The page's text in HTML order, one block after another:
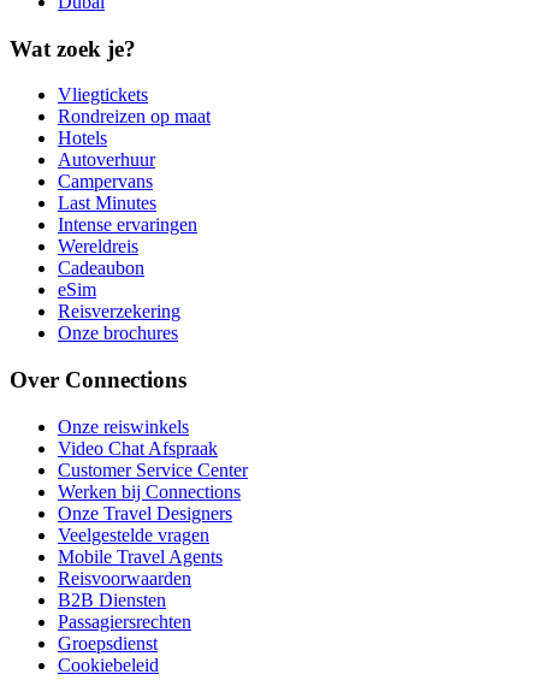
Wat zoek je?
Vliegtickets
Rondreizen op maat
Hotels
Autoverhuur
Campervans
Last Minutes
Intense ervaringen
Wereldreis
Cadeaubon
eSim
Reisverzekering
Onze brochures
Over Connections
Onze reiswinkels
Video Chat Afspraak
Customer Service Center
Werken bij Connections
Onze Travel Designers
Veelgestelde vragen
Mobile Travel Agents
Reisvoorwaarden
B2B Diensten
Passagiersrechten
Groepsdienst
Cookiebeleid